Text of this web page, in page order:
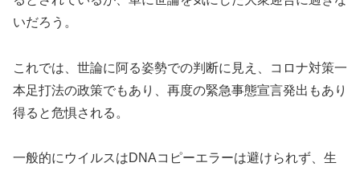
いだろう。
これでは、世論に阿る姿勢での判断に見え、コロナ対策一
本足打法の政策でもあり、再度の緊急事態宣言発出もあり
得ると危惧される。
一般的にウイルスはDNAコピーエラーは避けられず、生